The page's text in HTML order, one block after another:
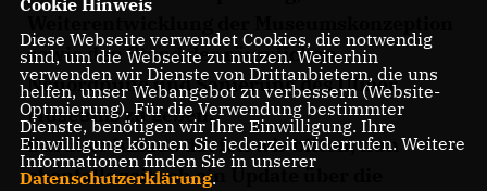
sowie den Stand der räumlichen
Neuordnung und Sanierung des Ulmer
Museums zu geben.
Darüber hinaus dürfen wir bitten, nun
ebenfalls zeitnah ein Update über die
Cookie Hinweis
Diese Webseite verwendet Cookies, die notwendig
sind, um die Webseite zu nutzen. Weiterhin
verwenden wir Dienste von Drittanbietern, die uns
helfen, unser Webangebot zu verbessern (Website-
Optmierung). Für die Verwendung bestimmter
Dienste, benötigen wir Ihre Einwilligung. Ihre
Einwilligung können Sie jederzeit widerrufen. Weitere
Informationen finden Sie in unserer
Datenschutzerklärung.